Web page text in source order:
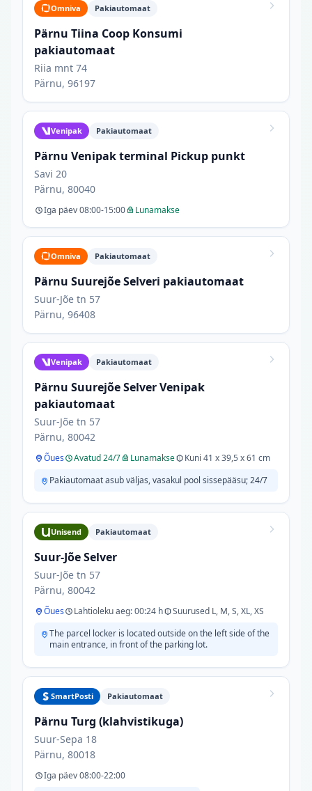
Omniva Pakiautomaat
Pärnu Tiina Coop Konsumi
pakiautomaat
Riia mnt 74
Pärnu, 96197
Venipak Pakiautomaat
Pärnu Venipak terminal Pickup punkt
Savi 20
Pärnu, 80040
Iga päev 08:00-15:00 Lunamakse
Omniva Pakiautomaat
Pärnu Suurejõe Selveri pakiautomaat
Suur-Jõe tn 57
Pärnu, 96408
Venipak Pakiautomaat
Pärnu Suurejõe Selver Venipak
pakiautomaat
Suur-Jõe tn 57
Pärnu, 80042
Õues Avatud 24/7 Lunamakse
Kuni 41 x 39,5 x 61 cm
Pakiautomaat asub väljas, vasakul pool sissepääsu; 24/7
Unisend Pakiautomaat
Suur-Jõe Selver
Suur-Jõe tn 57
Pärnu, 80042
Õues Lahtioleku aeg: 00:24 h
Suurused L, M, S, XL, XS
The parcel locker is located outside on the left side of the
main entrance, in front of the parking lot.
SmartPosti Pakiautomaat
Pärnu Turg (klahvistikuga)
Suur-Sepa 18
Pärnu, 80018
Iga päev 08:00-22:00